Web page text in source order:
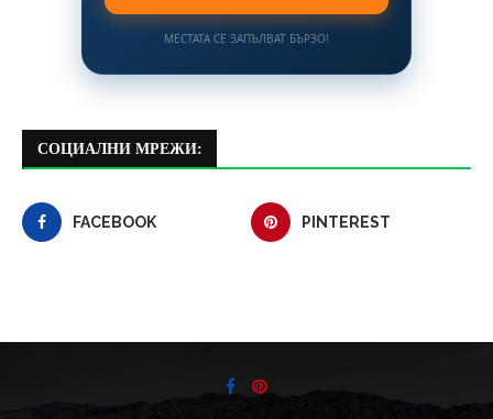
МЕСТАТА СЕ ЗАПЪЛВАТ БЪРЗО!
СОЦИАЛНИ МРЕЖИ:
FACEBOOK PINTEREST